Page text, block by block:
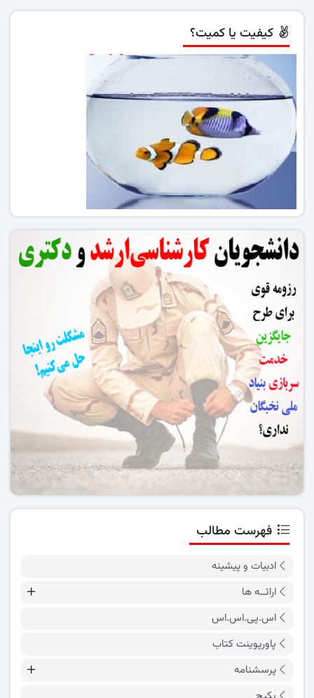
کیفیت یا کمیت؟
فهرست مطالب
ادبیات و پیشینه
ارائــه ها
اس.پی.اس.اس
پاورپوینت کتاب
پرسشنامه